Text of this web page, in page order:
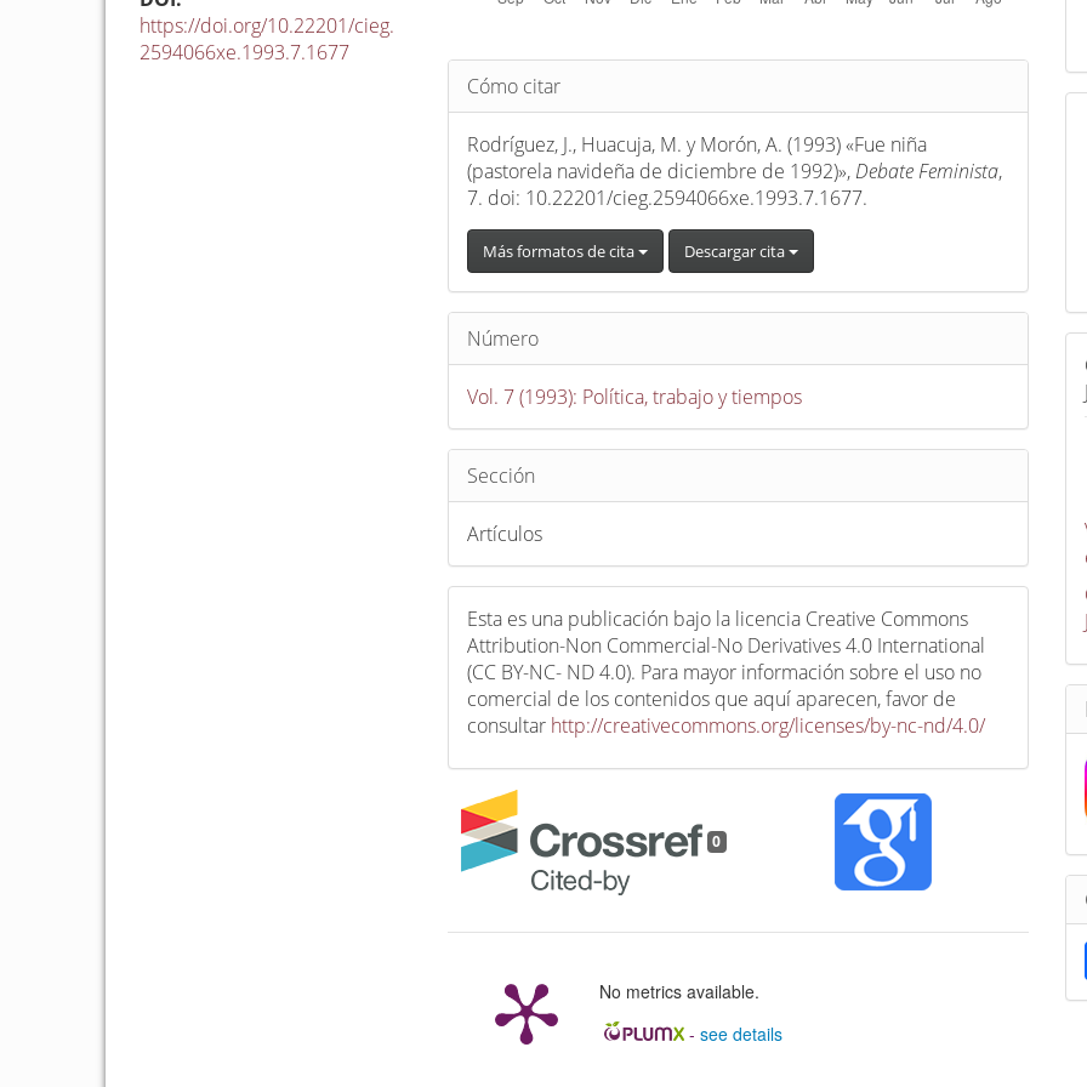
https://doi.org/10.22201/cieg.
2594066xe.1993.7.1677
Detalles
del
artículo
Cómo citar
Rodríguez, J., Huacuja, M. y Morón, A. (1993) «Fue niña
(pastorela navideña de diciembre de 1992)», Debate Feminista,
7. doi: 10.22201/cieg.2594066xe.1993.7.1677.
Más formatos de cita Descargar cita
Número
Vol. 7 (1993): Política, trabajo y tiempos
Sección
Artículos
Esta es una publicación bajo la licencia Creative Commons
Attribution-Non Commercial-No Derivatives 4.0 International
(CC BY-NC- ND 4.0). Para mayor información sobre el uso no
comercial de los contenidos que aquí aparecen, favor de
consultar http://creativecommons.org/licenses/by-nc-nd/4.0/
0
No metrics available.
-see details
t
i